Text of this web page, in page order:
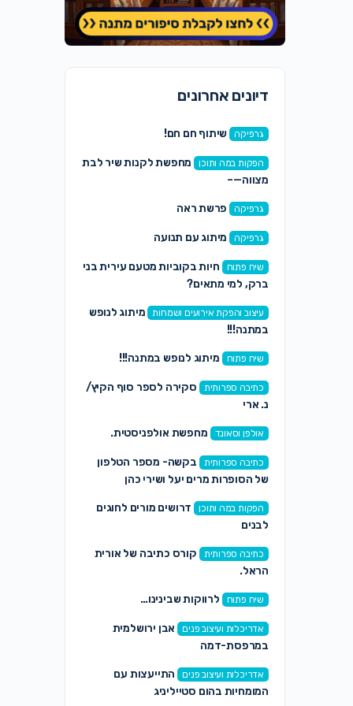
דיונים אחרונים
גרפיקה שיתוף חם חם!
הפקות במה ותוכן
מחפשת לקנות שיר לבת
מצווה—–
גרפיקה פרשת ראה
גרפיקה מיתוג עם תנועה
שיח פתוח
חיות בקוביות מטעם עירית בני
ברק, למי מתאים?
עיצוב והפקת אירועים ושמחות
מיתוג לנופש
במתנה!!!
שיח פתוח מיתוג לנופש במתנה!!!
כתיבה ספרותית
סקירה לספר סוף הקיץ/
נ. ארי
אולפן וסאונד מחפשת אולפניסטית.
כתיבה ספרותית
בקשה- מספר הטלפון
של הסופרות מרים יעל ושירי כהן
הפקות במה ותוכן
דרושים מורים לחוגים
לבנים
כתיבה ספרותית
קורס כתיבה של אורית
הראל.
שיח פתוח לרווקות שבינינו…
אדריכלות ועיצוב פנים
אבן ירושלמית
במרפסת-דמה
אדריכלות ועיצוב פנים
התייעצות עם
המומחיות בהום סטייליניג